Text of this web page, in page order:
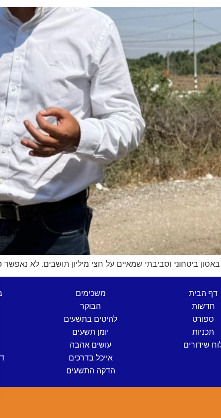
ביטחוני וסביבתי שמאיים על חצי מיליון תושבים. לא נאפשר
דף הבית
חדשות
ספורט
תכניות
שידורים
משכימים
הבוקר
להיטים בתשעים
יומן תשעים
עושים אהבה
אייכל בדרכים
הדקה התשעים